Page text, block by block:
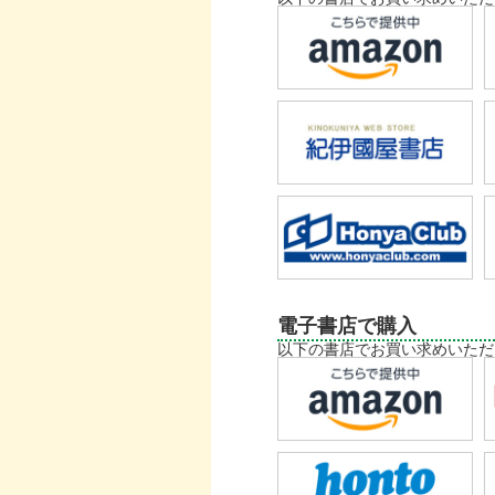
電子書店で購入
以下の書店でお買い求めいた